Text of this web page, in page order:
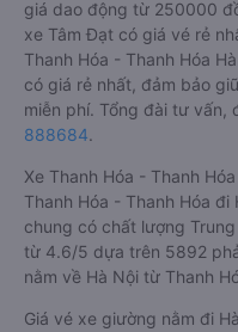
giá dao động từ 250000
xe Tâm Đạt có giá vé rẻ
Thanh Hóa - Thanh Hóa
có giá rẻ nhất, đảm bảo
miễn phí. Tổng đài tư vấn,
888684.
Xe Thanh Hóa - Thanh
Thanh Hóa - Thanh Hóa
chung có chất lượng
từ 4.6/5 dựa trên 5892
nằm về Hà Nội từ Thanh
Giá vé xe giường nằm đi